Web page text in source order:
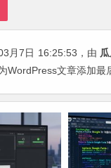
月7日 16:25:53 ，由
WordPress文章添加